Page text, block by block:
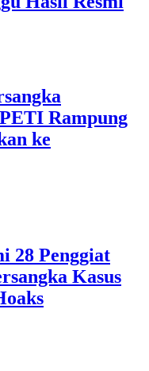
Rampung
ke
28 Penggiat
Kasus